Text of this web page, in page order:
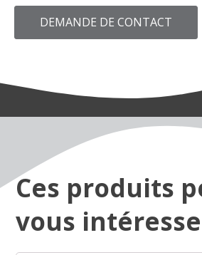
DEMANDE DE CONTACT
Ces produits
vous